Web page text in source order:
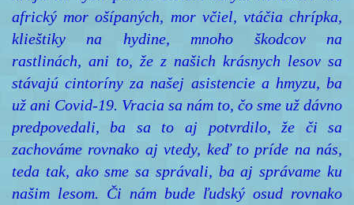
africký mor ošípaných, mor včiel, vtáčia chrípka,
klieštiky na hydine, mnoho škodcov na
rastlinách, ani to, že z našich krásnych lesov sa
stávajú cintoríny za našej asistencie a hmyzu, ba
už ani Covid-19. Vracia sa nám to, čo sme už dávno
predpovedali, ba sa to aj potvrdilo, že či sa
zachováme rovnako aj vtedy, keď to príde na nás,
teda tak, ako sme sa správali, ba aj správame ku
našim lesom. Či nám bude ľudský osud rovnako